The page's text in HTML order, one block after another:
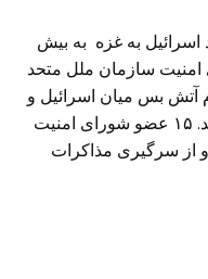
به غزه به بيش
امنيت سازمان ملل متحد
آتش بس ميان اسرائيل و
گروه های فلسطينی در نوارغزه شدند. ۱۵ عضو شورای امنيت
و از سرگيری مذاکرات